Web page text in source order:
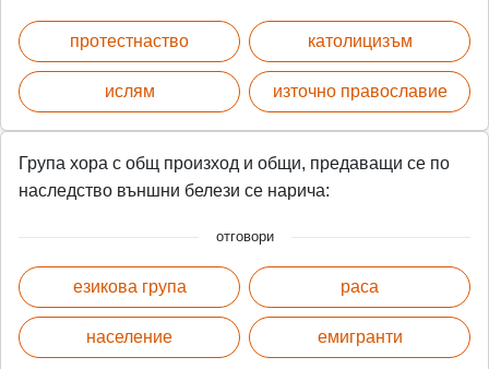
протестнаство
ислям
католицизъм
източно православие
Група хора с общ произход и общи, предаващи се по
наследство външни белези се нарича:
отговори
езикова група
население
раса
емигранти